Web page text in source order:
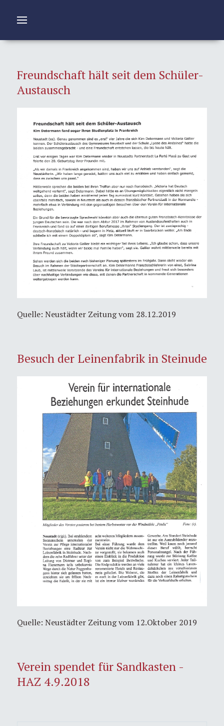
Freundschaft hält seit dem Schüler-
Austausch
Quelle: Neustädter Zeitung vom 28.12.2019
Besuch der Leinenfabrik in Steinude
Quelle: Neustädter Zeitung vom 12.Oktober 2019
Verein spendet für Sandkasten -
HAZ 4.9.2018